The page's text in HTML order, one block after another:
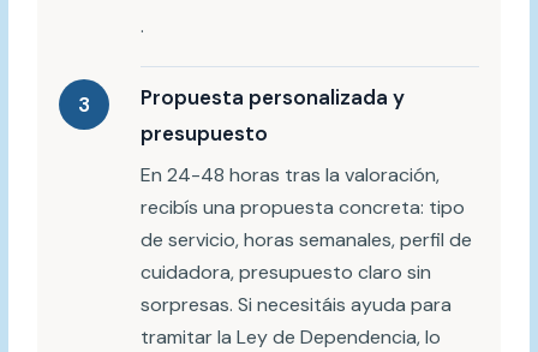
.
3
Propuesta personalizada y
presupuesto
En 24-48 horas tras la valoración,
recibís una propuesta concreta: tipo
de servicio, horas semanales, perfil de
cuidadora, presupuesto claro sin
sorpresas. Si necesitáis ayuda para
tramitar la Ley de Dependencia, lo